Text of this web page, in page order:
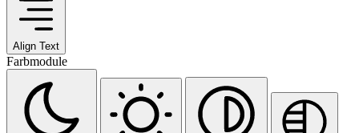
Align Text
Farbmodule